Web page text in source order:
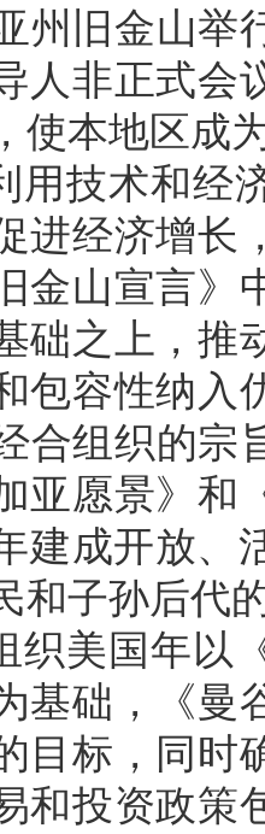
州旧金山举
人非正式会
使本地区成
用技术和经
进经济增长
金山宣言》
础之上，推
包容性纳入
合组织的宗
亚愿景》和
建成开放、
和子孙后代
织美国年以
基础，《曼
目标，同时
和投资政策